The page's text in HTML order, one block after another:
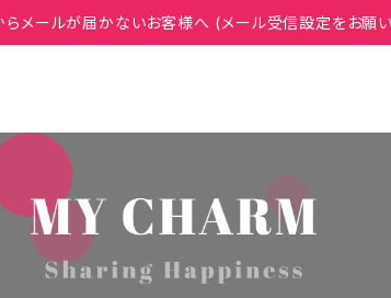
メールが届かないお客様へ (メール受信設定をお願